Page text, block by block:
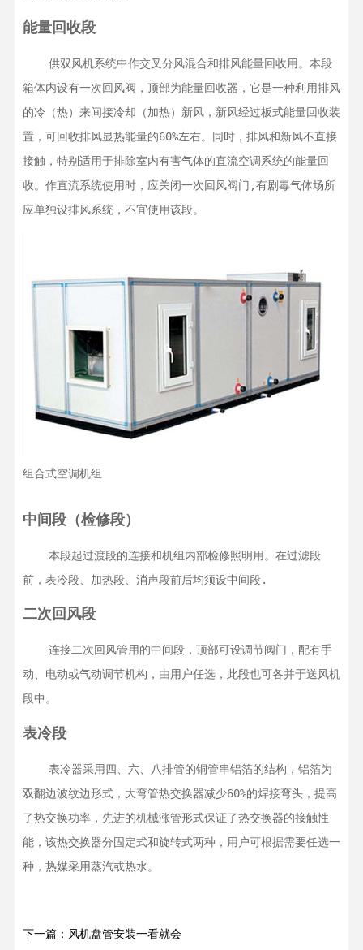
能量回收段
箱体内设有一次回风阀，顶部为能量回收器，它是一种利用排风
的冷（热）来间接冷却（加热）新风，新风经过板式能量回收装
置，可回收排风显热能量的60%左右。同时，排风和新风不直接
接触，特别适用于排除室内有害气体的直流空调系统的能量回
收。作直流系统使用时，应关闭一次回风阀门,有剧毒气体场所
应单独设排风系统，不宜使用该段。
组合式空调机组
中间段（检修段）
前，表冷段、加热段、消声段前后均须设中间段.
二次回风段
动、电动或气动调节机构，由用户任选，此段也可各并于送风机
段中。
表冷段
双翻边波纹边形式，大弯管热交换器减少60%的焊接弯头，提高
了热交换功率，先进的机械涨管形式保证了热交换器的接触性
能，该热交换器分固定式和旋转式两种，用户可根据需要任选一
种，热媒采用蒸汽或热水。
下一篇：风机盘管安装一看就会